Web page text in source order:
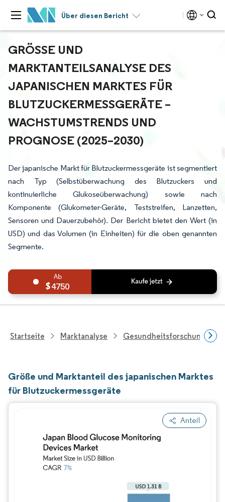
Über diesen Bericht
GRÖSSE UND M
ARKTANTEILSANALYSE DES J
APANISCHEN MARKTES FÜR B
LUTZUCKERMESSGERÄTE – W
ACHSTUMSTRENDS UND P
ROGNOSE (2025–2030)
Der japanische Markt für Blutzuckermessgeräte ist segmentiert
nach Typ (Selbstüberwachung des Blutzuckers und
kontinuierliche Glukoseüberwachung) sowie nach
Komponente (Glukometer-Geräte, Teststreifen, Lanzetten,
Sensoren und Dauerzubehör). Der Bericht bietet den Wert (in
USD) und das Volumen (in Einheiten) für die oben genannten
Segmente.
4750
Startseite Marktanalyse Gesundheitsforschung
Größe und Marktanteil des japanischen Marktes
für Blutzuckermessgeräte
Anteil